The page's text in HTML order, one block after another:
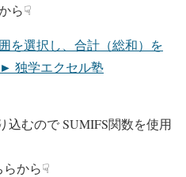
ら☟
を選択し、合計（総和）を
独学エクセル塾
込むので SUMIFS関数を使用
らから☟